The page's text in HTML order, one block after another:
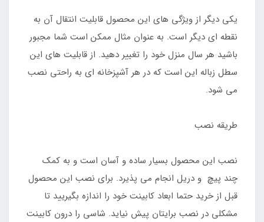
یکی دیگر از ویژگی های این محصول قابلیت انتقال آن به
نقطه ای دیگر است. به عنوان مثال ممکن است شما مجبور
باشید هر سال منزل خود را تغییر دهید. از قابلیت های این
سطل زباله این است که در هر آشپزخانه ای به راحتی نصب
می شود.
طریقه نصب
نصب این محصول بسیار ساده و آسان است و به کمک
چند پیچ و دریل انجام می پذیرد. برای نصب این محصول
قبل از خرید حتما ابعاد کابینت خود را اندازه بگیریید تا
مشکلی در نصب برایتان پیش نیاید. شاسی را درون کابینت